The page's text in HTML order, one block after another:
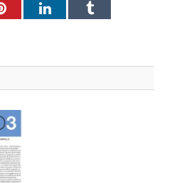
PinterestLinkedInTumblr